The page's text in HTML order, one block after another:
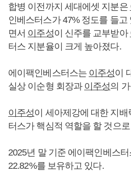
합병 이전까지 세대에셋 지분은
인베스터스가 47% 정도를 들고
면서 이주성이 신주를 교부받아
터스 지분율이 크게 높아졌다.
에이팩인베스터스는 이주성이
실상 이순형 회장과 이주성의
이주성이 세아제강에 대한 지
터스가 핵심적 역할을 할 것으
2025년 말 기준 에이팩인베스
22.82%를 보유하고 있다.